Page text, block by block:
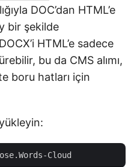
DOC’dan HTML’e
bir şekilde
HTML’e sadece
bu da CMS alımı,
boru hatları için
yükleyin: